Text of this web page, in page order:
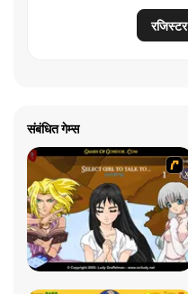
रजिस्टर
संबंधित गेम्स